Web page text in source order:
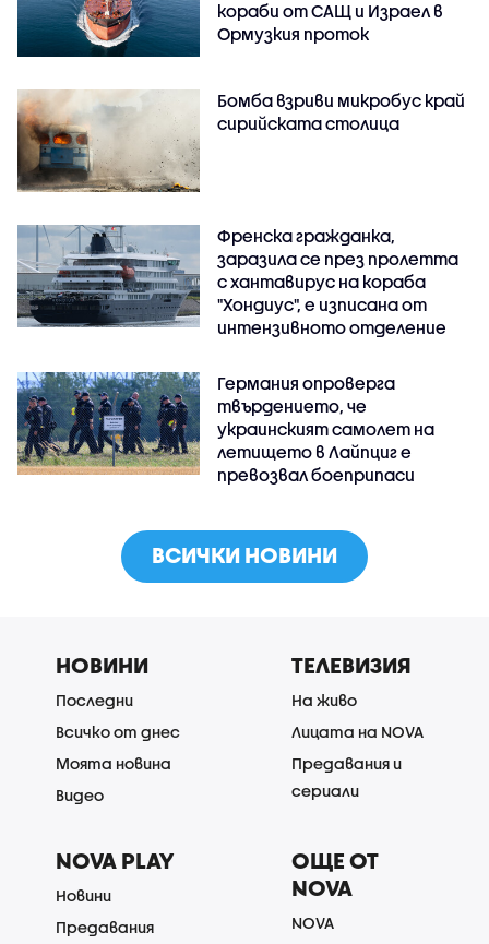
кораби от САЩ и Израел в
Ормузкия проток
Бомба взриви микробус край
сирийската столица
Френска гражданка,
заразила се през пролетта
с хантавирус на кораба
"Хондиус", е изписана от
интензивното отделение
Германия опроверга
твърдението, че
украинският самолет на
летището в Лайпциг е
превозвал боеприпаси
ВСИЧКИ НОВИНИ
НОВИНИ
Последни
Всичко от днес
Моята новина
Видео
ТЕЛЕВИЗИЯ
На живо
Лицата на NOVA
Предавания и
сериали
NOVA PLAY
Новини
Предавания
ОЩЕ ОТ
NOVA
NOVA